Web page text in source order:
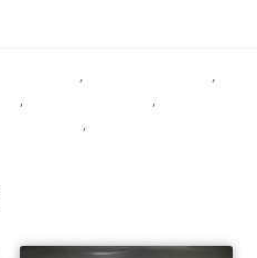
,
,
, ,
,